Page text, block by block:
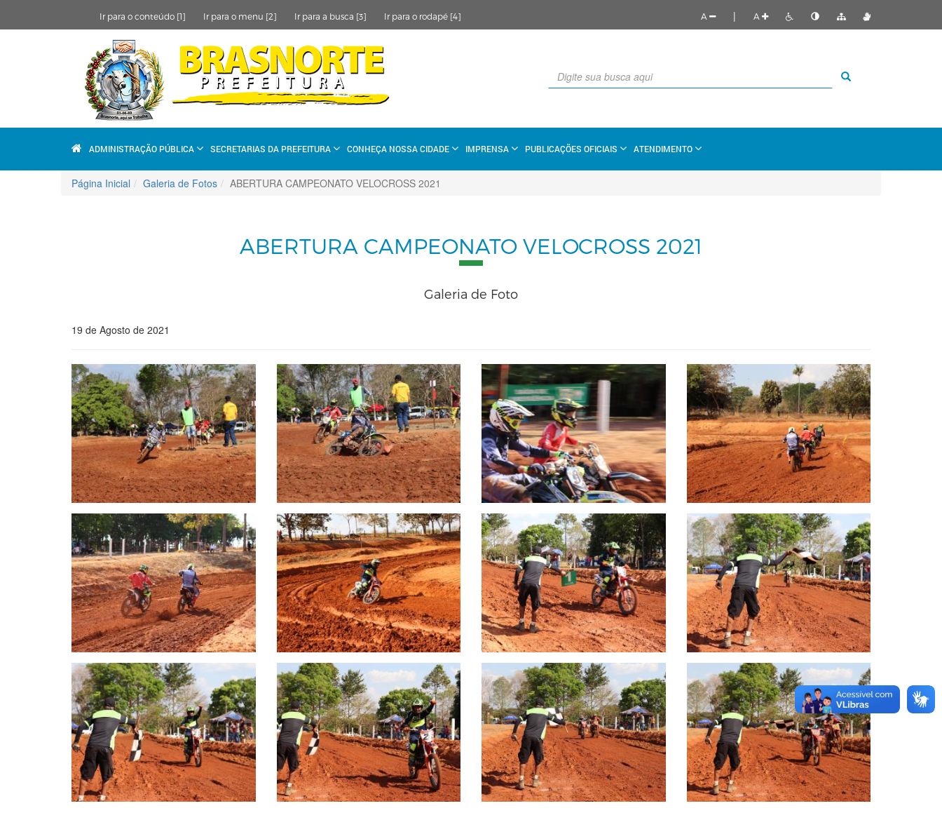
Ir para o conteúdo [1] Ir para o menu [2] Ir para a busca [3] Ir para o rodapé [4] A | A
ADMINISTRAÇÃO PÚBLICA SECRETARIAS DA PREFEITURA CONHEÇA NOSSA CIDADE IMPRENSA PUBLICAÇÕES OFICIAIS ATENDIMENTO
Página Inicial Galeria de Fotos ABERTURA CAMPEONATO VELOCROSS 2021
ABERTURA CAMPEONATO VELOCROSS 2021
Galeria de Foto
19 de Agosto de 2021